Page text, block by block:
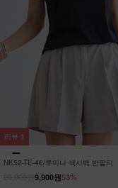
NK52-TE-46/루미나 섹시백 반팔티
53%
9,900원
리뷰 1